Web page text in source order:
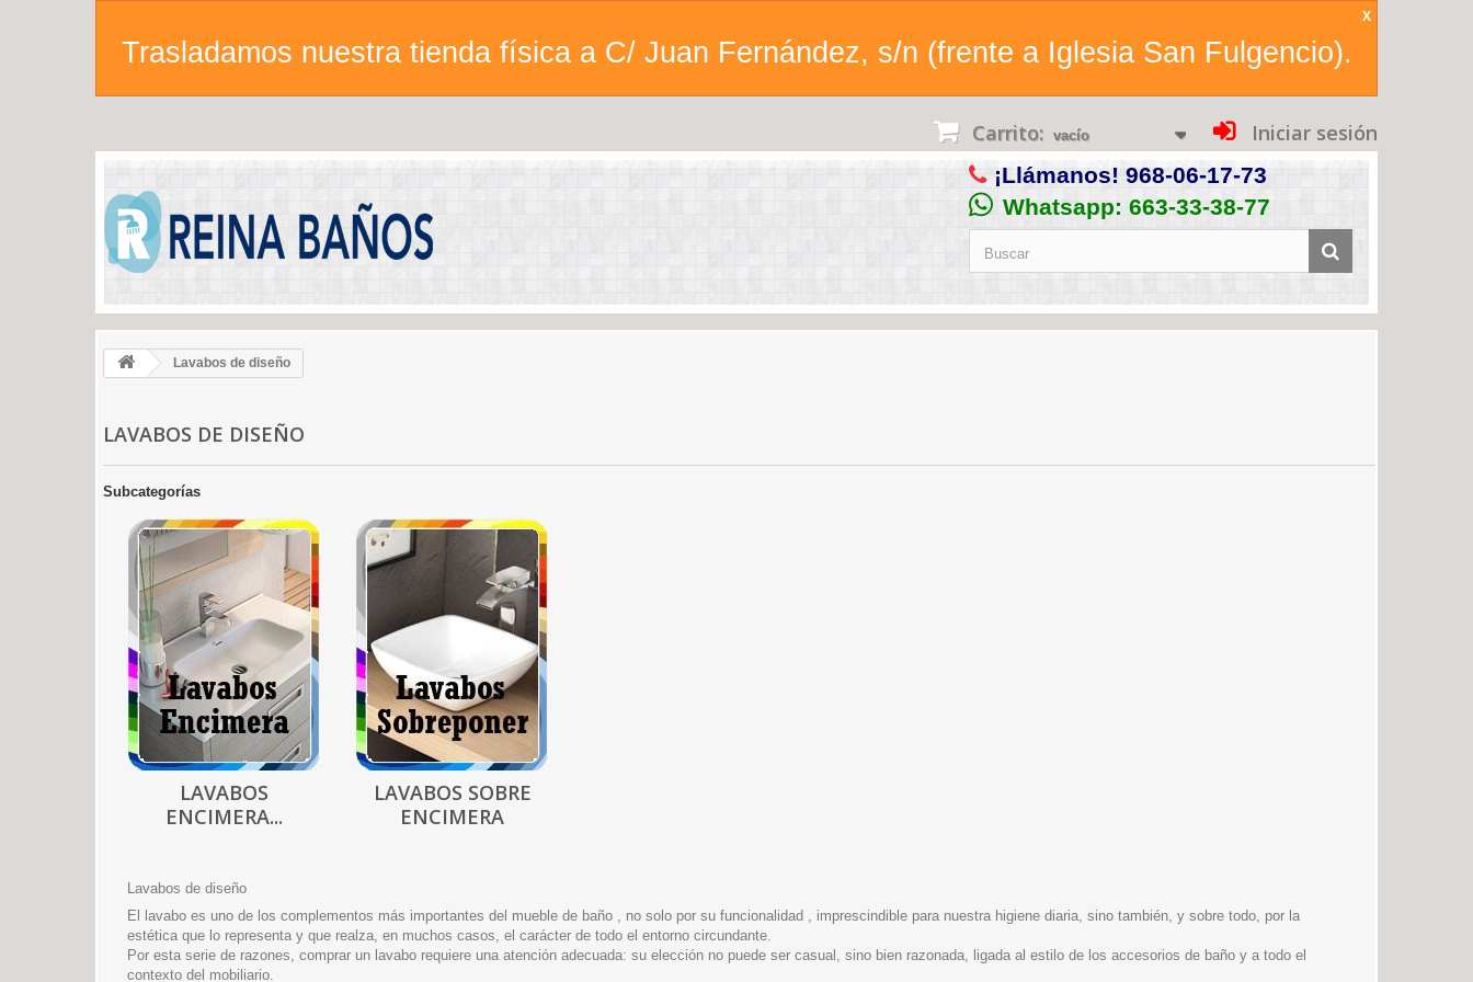
Trasladamos nuestra tienda física a C/ Juan Fernández, s/n (frente a Iglesia San Fulgencio).
X
Iniciar sesión
Carrito: vacío
¡Llámanos! 968-06-17-73
Whatsapp: 663-33-38-77
Lavabos de diseño
LAVABOS DE DISEÑO
Subcategorías
LAVABOS
ENCIMERA...
LAVABOS SOBRE
ENCIMERA
Lavabos de diseño
El lavabo es uno de los complementos más importantes del mueble de baño , no solo por su funcionalidad , imprescindible para nuestra higiene diaria, sino también, y sobre todo, por la
estética que lo representa y que realza, en muchos casos, el carácter de todo el entorno circundante.
Por esta serie de razones, comprar un lavabo requiere una atención adecuada: su elección no puede ser casual, sino bien razonada, ligada al estilo de los accesorios de baño y a todo el
contexto del mobiliario.